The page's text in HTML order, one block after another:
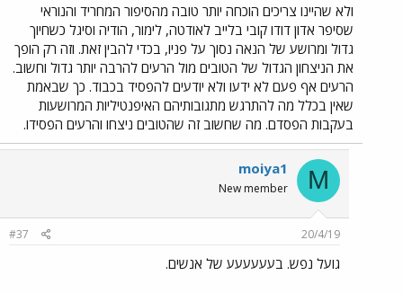
ולא שהיינו צריכים הוכחה יותר טובה מהסיפור המחריד והנוראי
שסיפר אדון דודו קובי בלייב לאודטה, לימור, הודיה וסיגל כשחיוך
גדול ומרושע של הנאה נסוך על פניו, בכדי להבין זאת. וזה רק הופך
את הניצחון הגדול של הטובים מול הרעים להרבה יותר גדול וחשוב.
הרעים אף פעם לא ידעו ולא יודעים להפסיד בכבוד. כך שבאמת
שאין בכלל מה להתרגש מתגובותיהם האיפנטיליות המרושעות
בעקבות הפסדם. מה שחשוב זה שהטובים ניצחו והרעים הפסידו.
M
moiya1
New member
20/4/19
#37
גועל נפש. בעעעעעע של אנשים.